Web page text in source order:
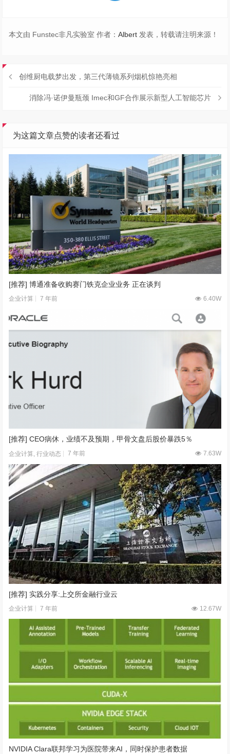
本文由 Funstec非凡实验室 作者：Albert 发表，转载请注明来源！
创维厨电载梦出发，第三代薄镜系列烟机惊艳亮相
消除冯·诺伊曼瓶颈 Imec和GF合作展示新型人工智能芯片
为这篇文章点赞的读者还看过
[推荐] 博通准备收购赛门铁克企业业务 正在谈判
企业计算 7 年前 6.40W
[推荐] CEO病休，业绩不及预期，甲骨文盘后股价暴跌5％
企业计算,行业动态 7 年前 7.63W
[推荐] 实践分享:上交所金融行业云
企业计算 7 年前 12.67W
NVIDIA Clara联邦学习为医院带来AI，同时保护患者数据